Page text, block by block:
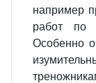
например
работ по
Особенно